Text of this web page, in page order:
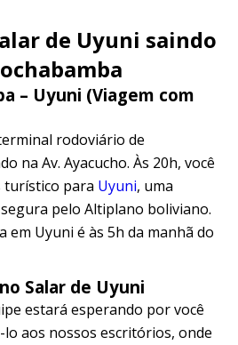
de Uyuni saindo
– Uyuni (Viagem com
rodoviário de
na Av. Ayacucho. Às 20h, você
turístico para Uyuni, uma
pelo Altiplano boliviano.
em Uyuni é às 5h da manhã do
Salar de Uyuni
estará esperando por você
aos nossos escritórios, onde